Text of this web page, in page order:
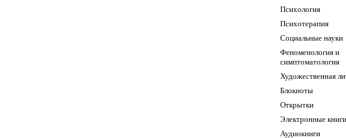
Психология
Психотерапия
Социальные науки
Феноменология и
симптоматология
Художественная
Блокноты
Открытки
Электронные книги
Аудиокниги